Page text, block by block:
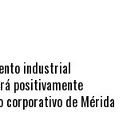
industrial
positivamente
corporativo de Mérida